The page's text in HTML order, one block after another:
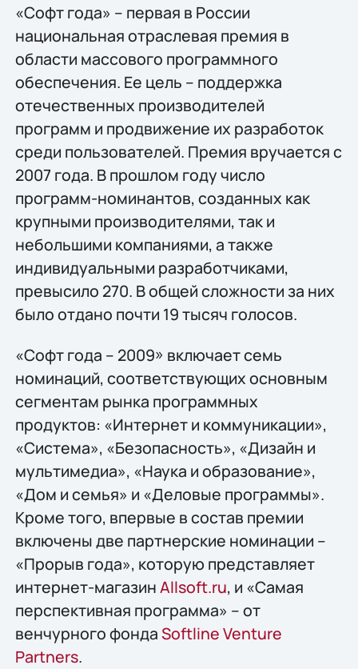
«Софт года» – первая в России
национальная отраслевая премия в
области массового программного
обеспечения. Ее цель – поддержка
отечественных производителей
программ и продвижение их разработок
среди пользователей. Премия вручается с
2007 года. В прошлом году число
программ-номинантов, созданных как
крупными производителями, так и
небольшими компаниями, а также
индивидуальными разработчиками,
превысило 270. В общей сложности за них
было отдано почти 19 тысяч голосов.
«Софт года – 2009» включает семь
номинаций, соответствующих основным
сегментам рынка программных
продуктов: «Интернет и коммуникации»,
«Система», «Безопасность», «Дизайн и
мультимедиа», «Наука и образование»,
«Дом и семья» и «Деловые программы».
Кроме того, впервые в состав премии
включены две партнерские номинации –
«Прорыв года», которую представляет
интернет-магазинAllsoft.ru, и «Самая
перспективная программа» – от
венчурного фондаSoftline Venture
Partners.